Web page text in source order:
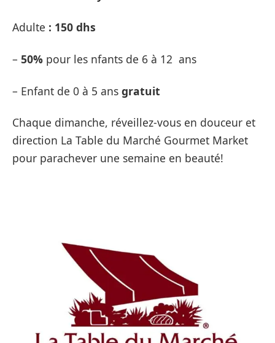
Adulte : 150 dhs
– 50% pour les nfants de 6 à 12 ans
– Enfant de 0 à 5 ans gratuit
Chaque dimanche, réveillez-vous en douceur et
direction La Table du Marché Gourmet Market
pour parachever une semaine en beauté!